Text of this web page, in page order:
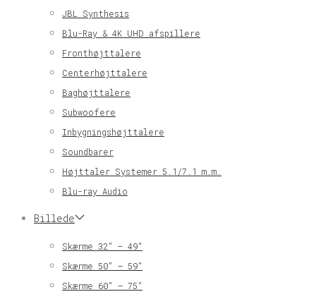
JBL Synthesis
Blu-Ray & 4K UHD afspillere
Fronthøjttalere
Centerhøjttalere
Baghøjttalere
Subwoofere
Inbygningshøjttalere
Soundbarer
Højttaler Systemer 5.1/7.1 m.m.
Blu-ray Audio
Billede
Skærme 32″ – 49″
Skærme 50″ – 59″
Skærme 60″ – 75″